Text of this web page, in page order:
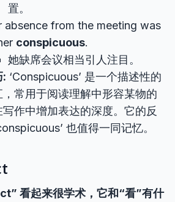
置。
absence from the meeting was
conspicuous.
她缺席会议相当引人注目。
: ‘Conspicuous’ 是一个描述性的
，常用于阅读理解中形容某物的
作中增加表达的深度。它的反
也值得一同记忆。
看起来很学术，它和“看”有什